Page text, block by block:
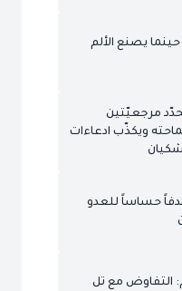
يصنع الألم
مرجعيّتين
ويكذّب ادعاءات
حساساً للعدو
التفاوض مع تل